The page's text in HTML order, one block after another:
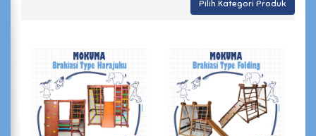
Pilih Kategori Produk